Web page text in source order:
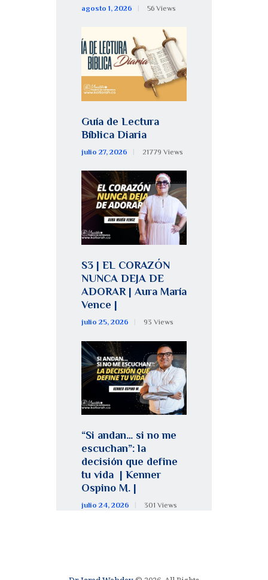
agosto 1, 2026 56 Views
Guía de Lectura
Bíblica Diaria
julio 27, 2026 21779 Views
S3 | EL CORAZÓN
NUNCA DEJA DE
ADORAR | Aura María
Vence |
julio 25, 2026 93 Views
“Si andan… si no me
escuchan”: la
decisión que define
tu vida | Kenner
Ospino M. |
julio 24, 2026 301 Views